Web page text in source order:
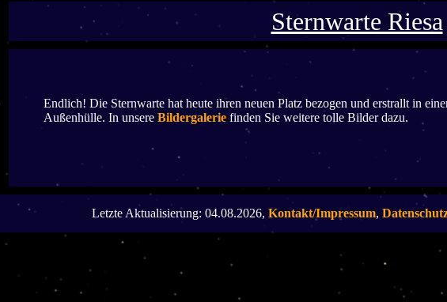
Sternwarte Riesa
Endlich! Die Sternwarte hat heute ihren neuen Platz bezogen und erstrallt in
Außenhülle. In unsere Bildergalerie finden Sie weitere tolle Bilder dazu.
Letzte Aktualisierung: 04.08.2026, Kontakt/Impressum,